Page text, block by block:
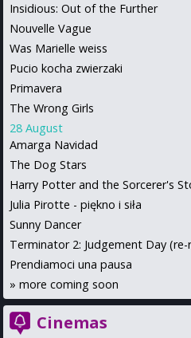
Insidious: Out of the Further
Nouvelle Vague
Was Marielle weiss
Pucio kocha zwierzaki
Primavera
The Wrong Girls
28 August
Amarga Navidad
The Dog Stars
Harry Potter and the Sorcerer's
Julia Pirotte - piękno i siła
Sunny Dancer
Terminator 2: Judgement Day (re-
Prendiamoci una pausa
» more coming soon
Cinemas